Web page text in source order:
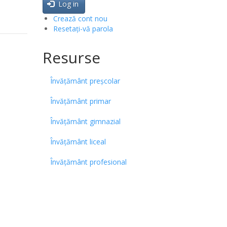
Log in
Crează cont nou
Resetați-vă parola
Resurse
Învățământ preșcolar
Învățământ primar
Învățământ gimnazial
Învățământ liceal
Învățământ profesional